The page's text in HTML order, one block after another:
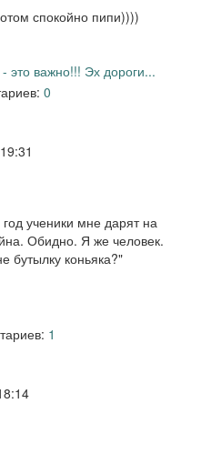
спокойно пипи))))
- это важно!!! Эх дороги...
0
ученики мне дарят на
Обидно. Я же человек.
бутылку коньяка?"
1